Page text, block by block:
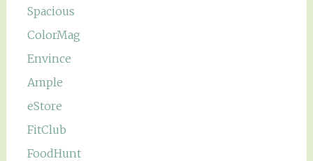
Spacious
ColorMag
Envince
Ample
eStore
FitClub
FoodHunt